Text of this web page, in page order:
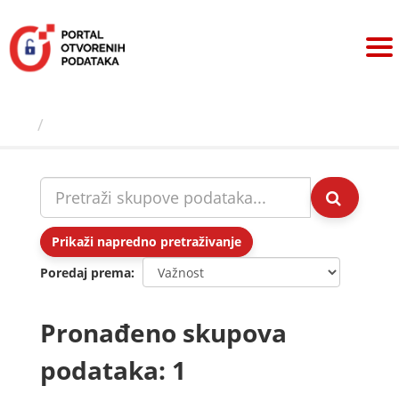
sadržaj
Prikaži napredno pretraživanje
Poredaj prema
Pronađeno skupova
podataka: 1